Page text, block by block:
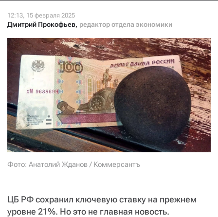
Дмитрий Прокофьев, редактор отдела экономики
Фото: Анатолий Жданов / Коммерсантъ
ЦБ РФ сохранил ключевую ставку на прежнем
уровне 21%. Но это не главная новость.
Нажимая кнопку «Стать соучастником»,
я принимаю условия и подтверждаю свое гражданство РФ
СТАТЬ СОУЧАСТНИКОМ
ПОДЕЛИТЬСЯ С ДРУЗЬЯМИ
Если у вас есть вопросы, пишите donate@novayagazeta.ruили
звоните:
+7 (929) 612-03-68